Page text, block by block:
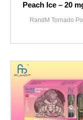
Peach Ice – 20
RandM Tornado